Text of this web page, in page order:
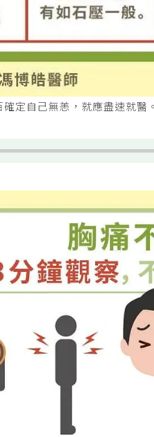
定自己無恙，就應盡速就醫。